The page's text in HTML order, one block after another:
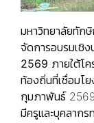
มหาวิทยาลัยทัก
จัดการอบรมเชิ
2569 ภายใต้โ
ท้องถิ่นที่เชื่อมโ
กุมภาพันธ์
มีครูและบุคลากร